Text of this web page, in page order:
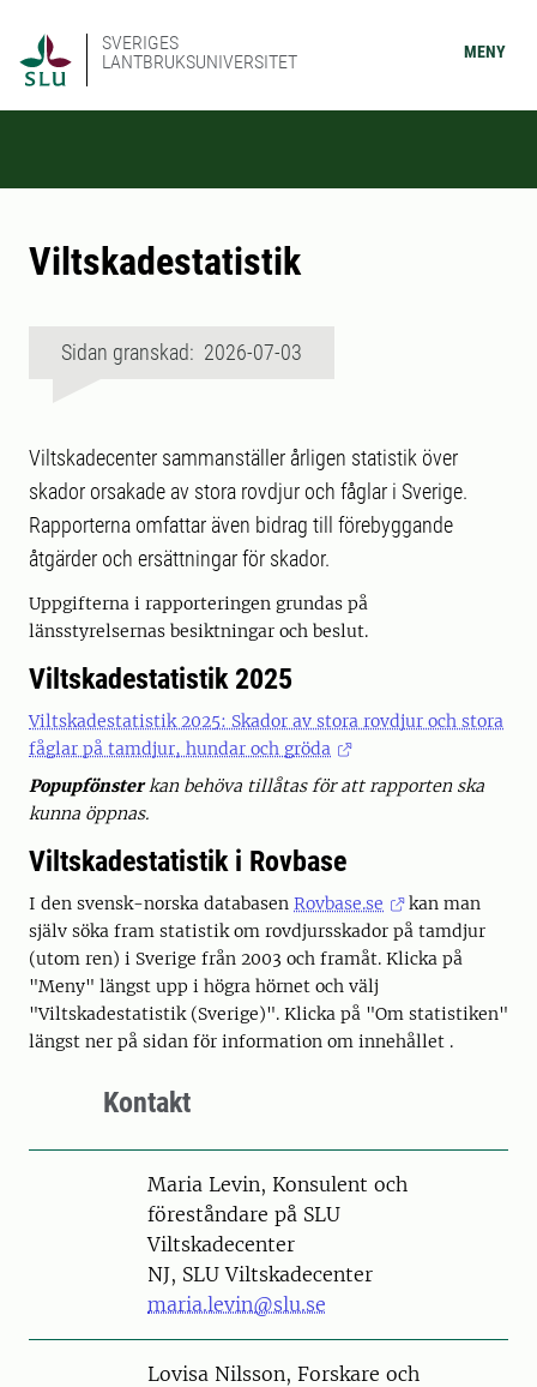
SVERIGES
LANTBRUKSUNIVERSITET
MENY
Viltskadestatistik
Sidan granskad: 2026-07-03
Viltskadecenter sammanställer årligen statistik över
skador orsakade av stora rovdjur och fåglar i Sverige.
Rapporterna omfattar även bidrag till förebyggande
åtgärder och ersättningar för skador.
Uppgifterna i rapporteringen grundas på
länsstyrelsernas besiktningar och beslut.
Viltskadestatistik 2025
Viltskadestatistik 2025: Skador av stora rovdjur och stora
fåglar på tamdjur, hundar och gröda
Popupfönsterkan behöva tillåtas för att rapporten ska
kunna öppnas.
Viltskadestatistik i Rovbase
I den svensk-norska databasen Rovbase.se
kan man
själv söka fram statistik om rovdjursskador på tamdjur
(utom ren) i Sverige från 2003 och framåt. Klicka på
"Meny" längst upp i högra hörnet och välj
"Viltskadestatistik (Sverige)". Klicka på "Om statistiken"
längst ner på sidan för information om innehållet .
Kontakt
PersonMaria Levin, Konsulent och
föreståndare på SLU
Viltskadecenter
NJ, SLU Viltskadecenter
maria.levin@slu.se
PersonLovisa Nilsson, Forskare och